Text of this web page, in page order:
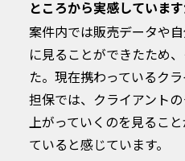
ところから実感しています
案件内では販売データや
に見ることができたため
た。現在携わっているク
担保では、クライアント
上がっていくのを見るこ
ていると感じています。